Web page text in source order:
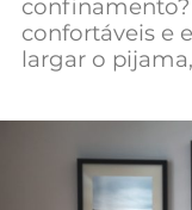
Mundial
confortáveis e
largar o